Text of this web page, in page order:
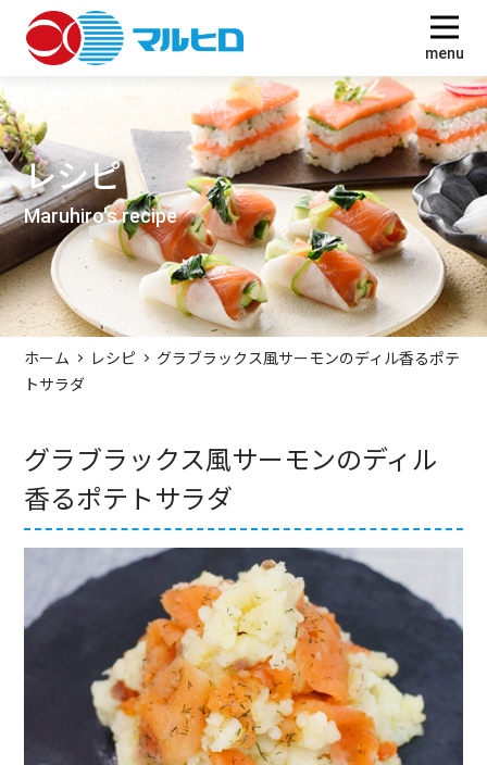
menu
レシピ
Maruhiro's recipe
ホーム レシピ
グラブラックス風サーモンのディル香るポテ
トサラダ
グラブラックス風サーモンのディル
香るポテトサラダ